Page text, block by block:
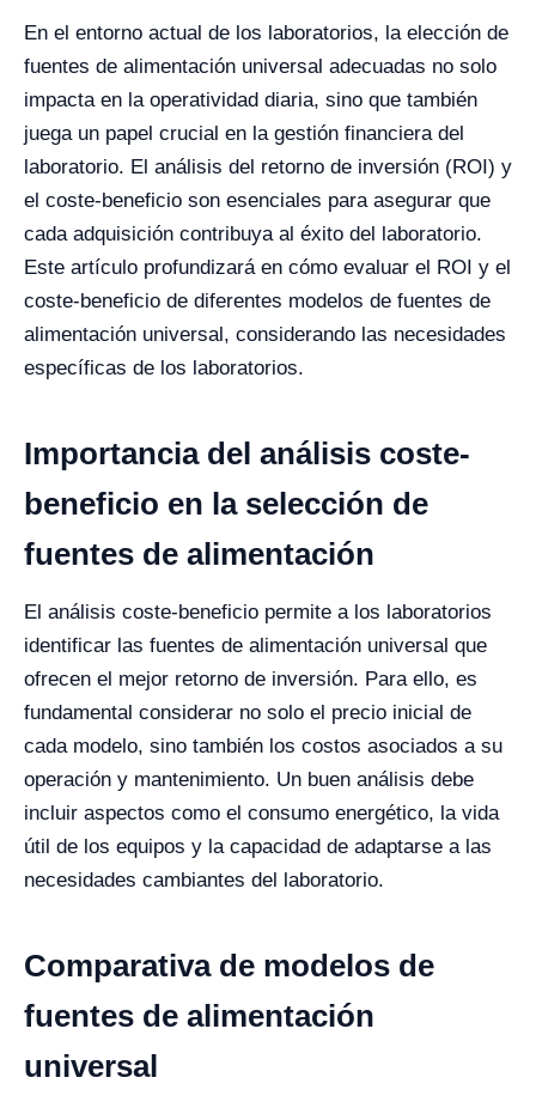
En el entorno actual de los laboratorios, la elección de
fuentes de alimentación universal adecuadas no solo
impacta en la operatividad diaria, sino que también
juega un papel crucial en la gestión financiera del
laboratorio. El análisis del retorno de inversión (ROI) y
el coste-beneficio son esenciales para asegurar que
cada adquisición contribuya al éxito del laboratorio.
Este artículo profundizará en cómo evaluar el ROI y el
coste-beneficio de diferentes modelos de fuentes de
alimentación universal, considerando las necesidades
específicas de los laboratorios.
Importancia del análisis coste-
beneficio en la selección de
fuentes de alimentación
El análisis coste-beneficio permite a los laboratorios
identificar las fuentes de alimentación universal que
ofrecen el mejor retorno de inversión. Para ello, es
fundamental considerar no solo el precio inicial de
cada modelo, sino también los costos asociados a su
operación y mantenimiento. Un buen análisis debe
incluir aspectos como el consumo energético, la vida
útil de los equipos y la capacidad de adaptarse a las
necesidades cambiantes del laboratorio.
Comparativa de modelos de
fuentes de alimentación
universal